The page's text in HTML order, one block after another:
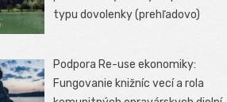
typu dovolenky (prehľadovo)
Podpora Re-use ekonomiky:
Fungovanie knižníc vecí a rola